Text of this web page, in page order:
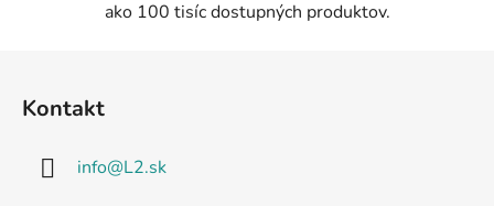
ako 100 tisíc dostupných produktov.
Kontakt
info@L2.sk